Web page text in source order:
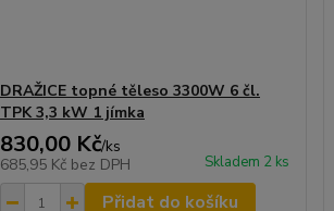
DRAŽICE topné těleso 3300W 6 čl.
TPK 3,3 kW 1 jímka
830,00 Kč/ks
685,95 Kč bez DPH Skladem 2 ks
Přidat do košíku